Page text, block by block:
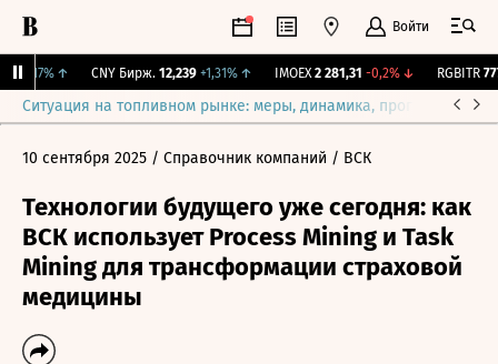
Войти
+0,17%↑ CNY Бирж. 12,239 +1,31% ↑ IMOEX 2 281,31 -0,2%↓ RGBITR
Ситуация на топливном рынке: меры, динамика, прогнозы
10 сентября 2025 / Справочник компаний / ВСК
Технологии будущего уже сегодня: как
ВСК использует Process Mining и Task
Mining для трансформации страховой
медицины